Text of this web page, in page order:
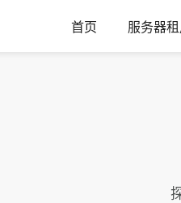
首页 服务器